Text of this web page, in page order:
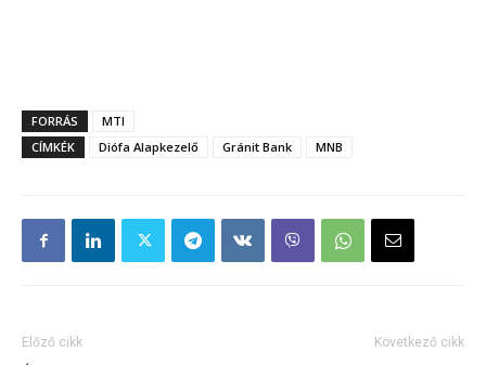
FORRÁS
MTI
CÍMKÉK
Diófa Alapkezelő Gránit Bank MNB
Előző cikk Következő cikk